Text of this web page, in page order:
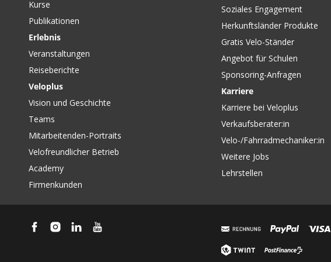
Kurse
Publikationen
Erlebnis
Veranstaltungen
Reiseberichte
Veloplus
Vision und Geschichte
Teams
Mitarbeitenden-Portraits
Velofreundlicher Betrieb
Academy
Firmenkunden
Soziales Engagement
Herkunftsländer Produkte
Gratis Velo-Ständer
Angebot für Schulen
Sponsoring-Anfragen
Karriere
Karriere bei Veloplus
Verkaufsberater:in
Velo-/Fahrradmechaniker:in
Weitere Jobs
Lehrstellen